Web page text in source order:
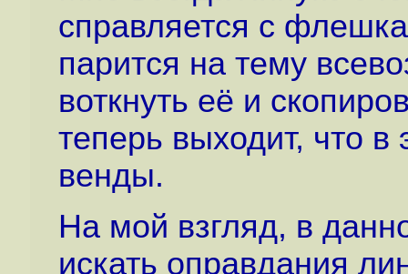
справляется с
парится на тему
воткнуть её и
теперь выходит, что
венды.
На мой взгляд, в
искать оправдания